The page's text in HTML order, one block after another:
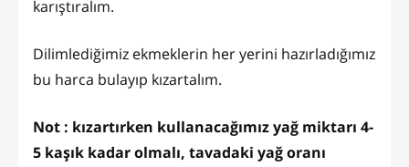
karıştıralım.
Dilimlediğimiz ekmeklerin her yerini hazırladığımız
bu harca bulayıp kızartalım.
Not : kızartırken kullanacağımız yağ miktarı 4-
5 kaşık kadar olmalı, tavadaki yağ oranı